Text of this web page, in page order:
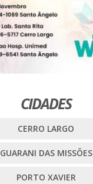
CIDADES
CERRO LARGO
GUARANI DAS MISSÕES
PORTO XAVIER